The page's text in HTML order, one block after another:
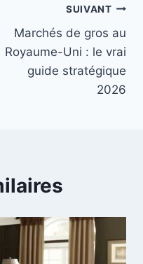
SUIVANT
Marchés de gros au
Royaume-Uni : le vrai
guide stratégique
2026